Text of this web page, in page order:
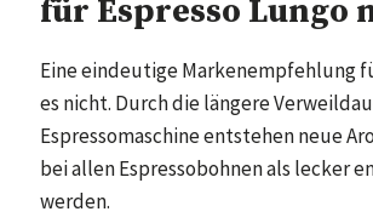
für Espresso Lungo
Eine eindeutige Markenempfehlung
es nicht. Durch die längere
Espressomaschine entstehen neue
bei allen Espressobohnen als lecker
werden.